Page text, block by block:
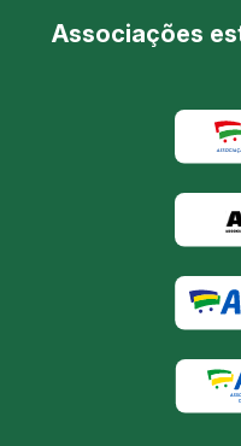
Associações